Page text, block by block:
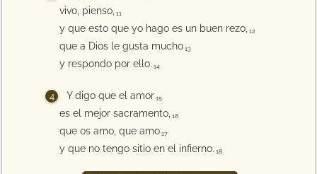
vivo, pienso, 11
y que esto que yo hago es un buen rezo, 12
que a Dios le gusta mucho 13
y respondo por ello. 14
Y digo que el amor 15
es el mejor sacramento, 16
que os amo, que amo 17
y que no tengo sitio en el infierno. 18